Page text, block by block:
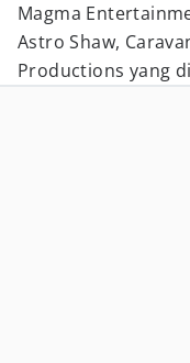
Magma
Astro Shaw,
Productions yang